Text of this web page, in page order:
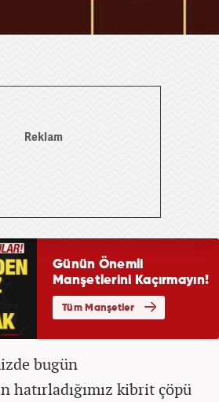
bugün
hatırladığımız kibrit çöpü